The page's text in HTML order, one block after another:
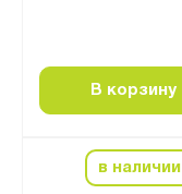
В корзину
в наличии